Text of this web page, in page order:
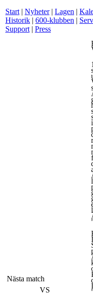
Start | Nyheter| Lagen |
Historik | 600-klubben |
Support | Press
Nästa match
VS